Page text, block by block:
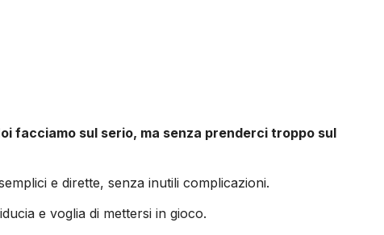
facciamo sul serio, ma senza prenderci troppo sul
e dirette, senza inutili complicazioni.
e voglia di mettersi in gioco.